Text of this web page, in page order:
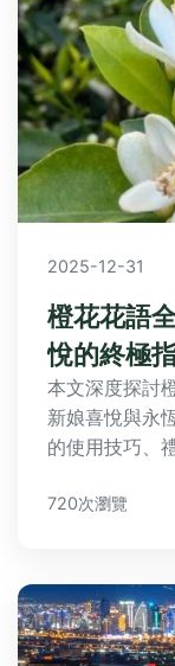
2025-12-31
橙花花語
悅的終極
本文深度探討
新娘喜悅與永
的使用技巧、
在這裡找到完
720次瀏覽